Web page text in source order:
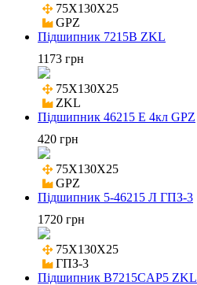
75X130X25
GPZ
Підшипник 7215B ZKL
1173 грн
75X130X25
ZKL
Підшипник 46215 Е 4кл GPZ
420 грн
75X130X25
GPZ
Підшипник 5-46215 Л ГПЗ-3
1720 грн
75X130X25
ГПЗ-3
Підшипник B7215CAP5 ZKL